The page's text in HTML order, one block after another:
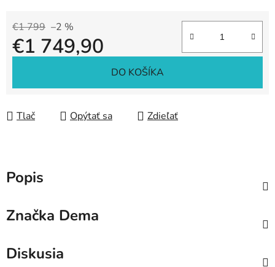
€1 799 –2 %
€1 749,90
DO KOŠÍKA
Tlač Opýtať sa Zdieľať
Popis
Značka Dema
Diskusia